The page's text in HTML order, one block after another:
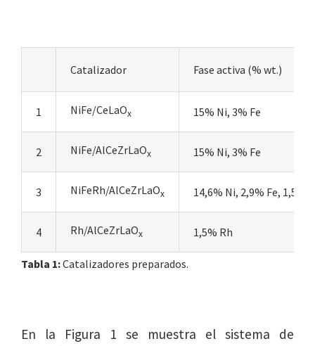
Catalizador Fase activa (% wt.)
1 NiFe/CeLaOx 15% Ni, 3% Fe
2 NiFe/AlCeZrLaOx 15% Ni, 3% Fe
3 NiFeRh/AlCeZrLaOx 14,6% Ni, 2,9% Fe, 1,5%
4 Rh/AlCeZrLaOx 1,5% Rh
Tabla 1:Catalizadores preparados.
En la Figura 1 se muestra el sistema de